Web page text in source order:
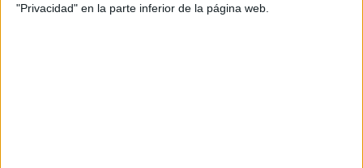
"Privacidad" en la parte inferior de la página web.
Buscar